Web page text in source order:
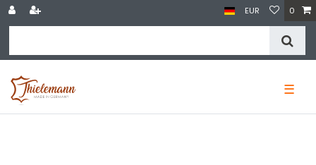
EUR 0
☰